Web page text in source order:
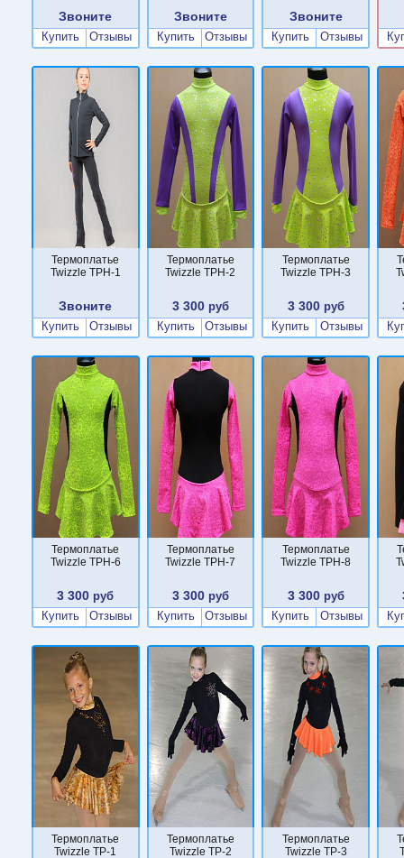
Звоните
Купить Отзывы
Звоните
Купить Отзывы
Звоните
Купить Отзывы
Термоплатье
Twizzle TPН-1
Звоните
Купить Отзывы
Термоплатье
Twizzle TPН-2
3 300 руб
Купить
Отзывы
Термоплатье
Twizzle TPН-3
3 300руб
Купить
Отзывы
Термоплатье
Twizzle TPН-6
3 300 руб
Купить
Отзывы
Термоплатье
Twizzle TPН-7
3 300 руб
Купить
Отзывы
Термоплатье
Twizzle TPН-8
3 300руб
Купить
Отзывы
Термоплатье
Twizzle TP-1
Термоплатье
Twizzle TP-2
Термоплатье
Twizzle TP-3